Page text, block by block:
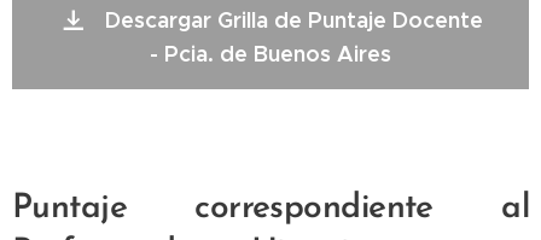
Descargar Grilla de Puntaje Docente
- Pcia. de Buenos Aires
Puntaje correspondiente al